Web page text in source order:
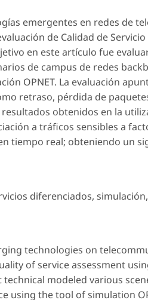
emergentes en redes de
de Calidad de
en este artículo fue
de campus de redes
OPNET. La evaluación
retraso, pérdida de
obtenidos en la
a tráficos sensibles a
tiempo real; obteniendo un
diferenciados,
technologies on
of service assessment
modeled various
the tool of simulation